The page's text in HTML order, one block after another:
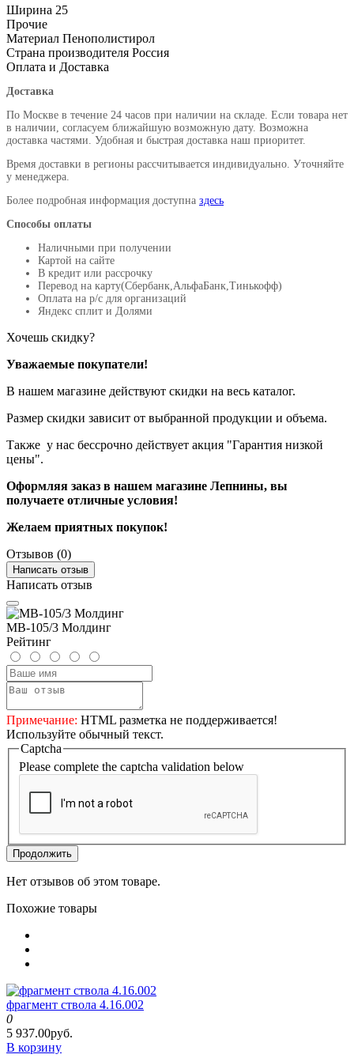
Ширина 25
Прочие
Материал Пенополистирол
Страна производителя Россия
Оплата и Доставка
Доставка
По Москве в течение 24 часов при наличии на складе. Если товара нет
в наличии, согласуем ближайшую возможную дату. Возможна
доставка частями. Удобная и быстрая доставка наш приоритет.
Время доставки в регионы рассчитывается индивидуально. Уточняйте
у менеджера.
Более подробная информация доступна здесь
Способы оплаты
Наличными при получении
Картой на сайте
В кредит или рассрочку
Перевод на карту(Сбербанк,АльфаБанк,Тинькофф)
Оплата на р/c для организаций
Яндекс сплит и Долями
Хочешь скидку?
Уважаемые покупатели!
В нашем магазине действуют скидки на весь каталог.
Размер скидки зависит от выбранной продукции и объема.
Также у нас бессрочно действует акция "Гарантия низкой
цены".
Оформляя заказ в нашем магазине Лепнины, вы
получаете отличные условия!
Желаем приятных покупок!
Отзывов (0)
Написать отзыв
Написать отзыв
МВ-105/3 Молдинг
Рейтинг
Примечание: HTML разметка не поддерживается!
Используйте обычный текст.
Captcha
Please complete the captcha validation below
Продолжить
Нет отзывов об этом товаре.
Похожие товары
фрагмент ствола 4.16.002
0
5 937.00руб.
В корзину